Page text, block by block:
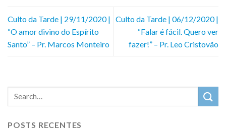
Culto da Tarde | 29/11/2020 |
“O amor divino do Espírito
Santo” – Pr. Marcos Monteiro
Culto da Tarde | 06/12/2020 |
“Falar é fácil. Quero ver
fazer!” – Pr. Leo Cristovão
POSTS RECENTES